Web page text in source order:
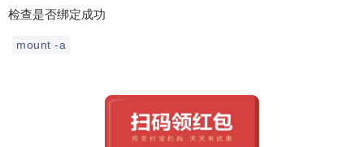
检查是否绑定成功
mount -a